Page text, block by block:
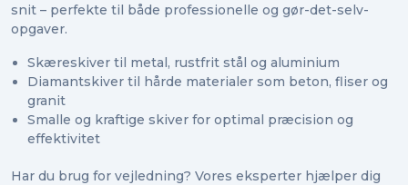
snit – perfekte til både professionelle og gør-det-selv-
opgaver.
Skæreskiver til metal, rustfrit stål og aluminium
Diamantskiver til hårde materialer som beton, fliser og
granit
Smalle og kraftige skiver for optimal præcision og
effektivitet
Har du brug for vejledning? Vores eksperter hjælper dig